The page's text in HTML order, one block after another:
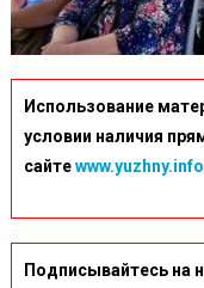
Использование
условии наличия
сайте
Подписывайтесь на